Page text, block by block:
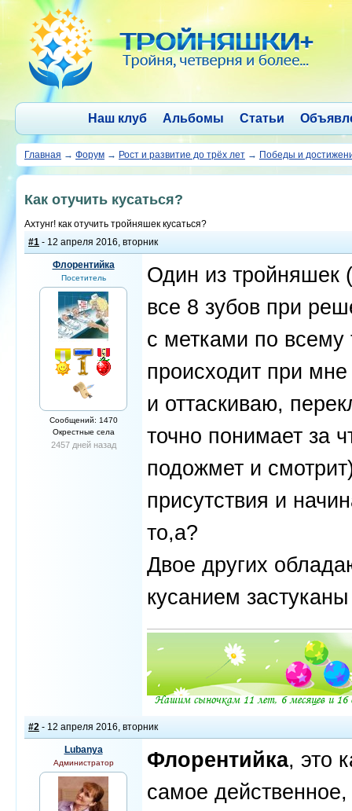
Наш клуб Альбомы Статьи
Главная → Форум → Рост и развитие до трёх лет → Победы и
Как отучить кусаться?
Ахтунг! как отучить тройняшек кусаться?
#1 - 12 апреля 2016, вторник
Флорентийка
Посетитель
Сообщений: 1470
Окрестные села
2457 дней назад
Один из тройняшек
все 8 зубов при
с метками по
происходит при
и оттаскиваю,
точно понимает за
подожмет и
присутствия и
то,а?
Двое других
кусанием
#2 - 12 апреля 2016, вторник
Lubanya
Администратор Флорентийка, это
самое